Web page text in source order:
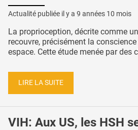
Actualité publiée il y a 9 années 10 mois
La proprioception, décrite comme
recouvre, précisément la
espace. Cette étude menée par des
LIRE LA SUITE
VIH: Aux US, les HSH